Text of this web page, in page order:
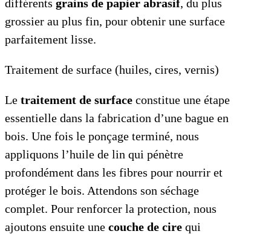
différents grains de papier abrasif, du plus
grossier au plus fin, pour obtenir une surface
parfaitement lisse.
Traitement de surface (huiles, cires, vernis)
Le traitement de surface constitue une étape
essentielle dans la fabrication d’une bague en
bois. Une fois le ponçage terminé, nous
appliquons l’huile de lin qui pénètre
profondément dans les fibres pour nourrir et
protéger le bois. Attendons son séchage
complet. Pour renforcer la protection, nous
ajoutons ensuite une couche de cire qui